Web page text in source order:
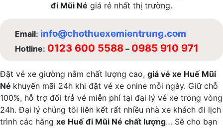
đi Mũi Né giá rẻ nhất thị trường.
Email: info@chothuexemientrung.com
Hotline: 0123 600 5588 – 0985 910 971
Đặt vé xe giường nằm chất lượng cao, giá vé xe Huế Mũi
Né khuyến mãi 24h khi đặt vé xe onine mỗi ngày. Giữ chỗ
100%, hỗ trợ đổi trả vé miễn phí tại đại lý vé xe trong vòng
24h. Đại lý chúng tôi liên kết rất nhiều nhà xe khách đi lịch
trình các hãng xe Huế đi Mũi Né chất lượng… Sẽ cho bạn